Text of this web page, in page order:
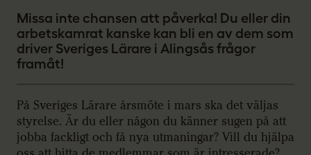
Missa inte chansen att påverka! Du eller din
arbetskamrat kanske kan bli en av dem som
driver Sveriges Lärare i Alingsås frågor
framåt!
På Sveriges Lärare årsmöte i mars ska det väljas
styrelse. Är du eller någon du känner sugen på att
jobba fackligt och få nya utmaningar? Vill du hjälpa